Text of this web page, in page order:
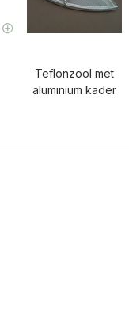
Teflonzool met
aluminium kader